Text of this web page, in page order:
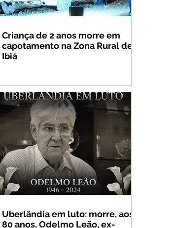
Criança de 2 anos morre em
capotamento na Zona Rural de
Ibiá
Uberlândia em luto: morre, aos
80 anos, Odelmo Leão, ex-